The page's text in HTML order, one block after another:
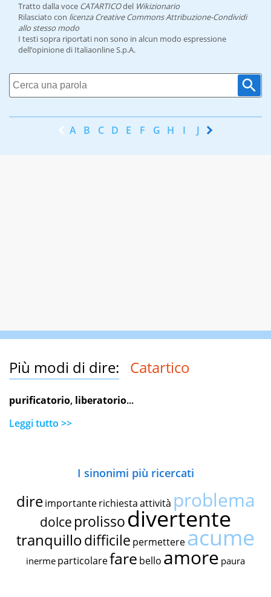
Tratto dalla voce CATARTICOdel Wikizionario
Rilasciato con licenza Creative Commons Attribuzione-Condividi
allo stesso modo
I testi sopra riportati non sono in alcun modo espressione
dell’opinione di Italiaonline S.p.A.
A B C D E F G H I J K
Più modi di dire: Catartico
purificatorio, liberatorio...
Leggi tutto >>
I sinonimi più ricercati
dire importante richiestaattività problema
dolce prolissodivertente
tranquillodifficile permettereacume
inerme particolarefare bello amore paura